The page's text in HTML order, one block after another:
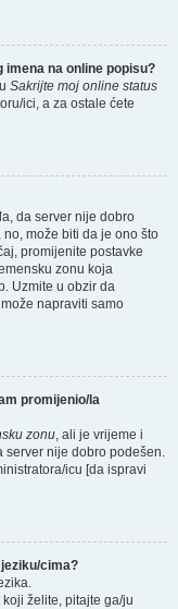
na online popisu?
Sakrijte moj online status
ici, a za ostale ćete
da server nije dobro
može biti da je ono što
promijenite postavke
zonu koja
Uzmite u obzir da
napraviti samo
promijenio/la
zonu, ali je vrijeme i
server nije dobro podešen.
icu [da ispravi
cima?
želite, pitajte ga/ju